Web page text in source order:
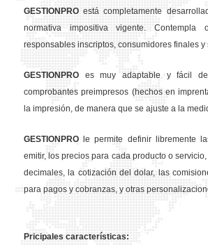
GESTION PRO está completamente
normativa impositiva vigente. Contempla
responsables inscriptos, consumidores finales y
GESTION PRO es muy adaptable y fácil
comprobantes preimpresos (hechos en
la impresión, de manera que se ajuste a la
GESTION PRO le permite definir libremente
emitir, los precios para cada producto o
decimales, la cotización del dolar, las
para pagos y cobranzas, y otras
Pricipales características: